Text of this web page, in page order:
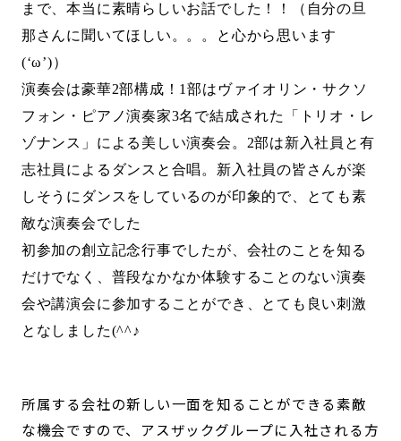
まで、本当に素晴らしいお話でした！！（自分の旦
那さんに聞いてほしい。。。と心から思います
(‘ω’)）
演奏会は豪華2部構成！1部はヴァイオリン・サクソ
フォン・ピアノ演奏家3名で結成された「トリオ・レ
ゾナンス」による美しい演奏会。2部は新入社員と有
志社員によるダンスと合唱。新入社員の皆さんが楽
しそうにダンスをしているのが印象的で、とても素
敵な演奏会でした
初参加の創立記念行事でしたが、会社のことを知る
だけでなく、普段なかなか体験することのない演奏
会や講演会に参加することができ、とても良い刺激
となしました(^^♪
所属する会社の新しい一面を知ることができる素敵
な機会ですので、アスザックグループに入社される方